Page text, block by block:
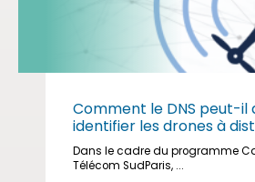
Comment le DNS peut-il
identifier les drones à
Dans le cadre du programme
Télécom SudParis, ...